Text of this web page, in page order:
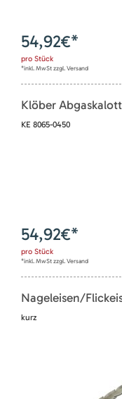
54,92€*
pro Stück
*inkl. MwSt zzgl. Versand
Klöber
KE 8065-0450
54,92€*
pro Stück
*inkl. MwSt zzgl. Versand
Nageleisen/
kurz